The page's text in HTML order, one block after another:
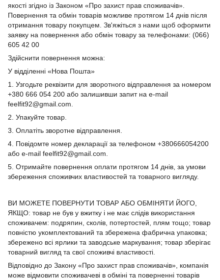
якості згідно із Законом «Про захист прав споживачів».
Повернення та обмін товарів можливе протягом 14 днів після
отримання товару покупцем. Зв'яжіться з нами щоб оформити
заявку на повернення або обмін товару за телефонами: (066)
605 42 00
Здійснити повернення можна:
У відділенні «Нова Пошта»
1. Узгодьте реквізити для зворотного відправлення за номером
+380 666 054 200 або залишивши запит на e-mail
feelfit92@gmail.com.
2. Упакуйте товар.
3. Оплатіть зворотне відправлення.
4. Повідомте номер декларації за телефоном +380666054200
або e-mail feelfit92@gmail.com.
5. Отримайте повернення оплати протягом 14 днів, за умови
збереження споживчих властивостей та товарного вигляду.
ВИ МОЖЕТЕ ПОВЕРНУТИ ТОВАР АБО ОБМІНЯТИ ЙОГО,
ЯКЩО: товар не був у вжитку і не має слідів використання
споживачем: подряпин, сколів, потертостей, плям тощо; товар
повністю укомплектований та збережена фабрична упаковка;
збережено всі ярлики та заводське маркування; товар зберігає
товарний вигляд та свої споживчі властивості.
Відповідно до Закону «Про захист прав споживачів», компанія
може відмовити споживачеві в обміні та поверненні товарів